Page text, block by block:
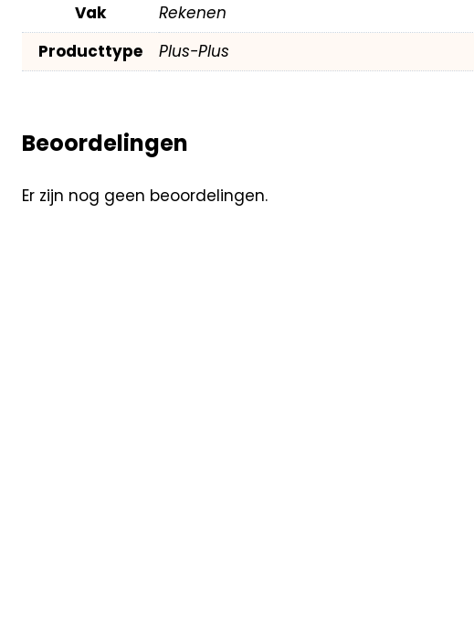
Vak
Rekenen
Producttype
Plus-Plus
Beoordelingen
Er zijn nog geen beoordelingen.